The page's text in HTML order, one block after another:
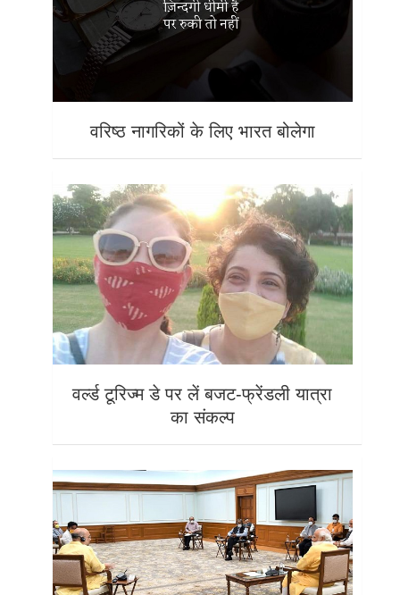
वरिष्ठ नागरिकों के लिए भारत बोलेगा
वर्ल्ड टूरिज्म डे पर लें बजट-फ्रेंडली यात्रा
का संकल्प